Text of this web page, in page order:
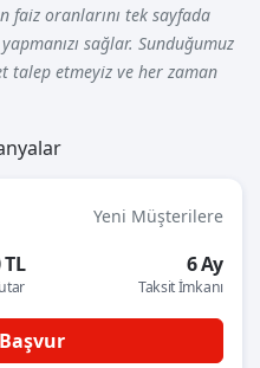
faiz oranlarını tek sayfada
sağlar. Sunduğumuz
talep etmeyiz ve her zaman
Yeni Müşterilere
6 Ay
Taksit İmkanı